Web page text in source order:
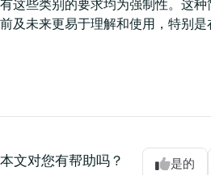
有这些类别的要求均为强制性。这
前及未来更易于理解和使用，特别是
本文对您有帮助吗？ 是的